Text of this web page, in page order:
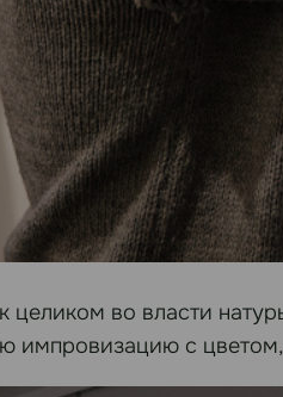
во власти
импровизацию с